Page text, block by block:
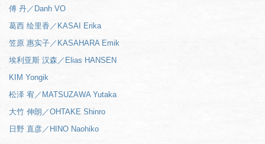
傅 丹／Danh VO
葛西 绘里香／KASAI Erika
笠原 惠实子／KASAHARA Emik
埃利亚斯 汉森／Elias HANSEN
KIM Yongik
松泽 宥／MATSUZAWA Yutaka
大竹 伸朗／OHTAKE Shinro
日野 直彦／HINO Naohiko